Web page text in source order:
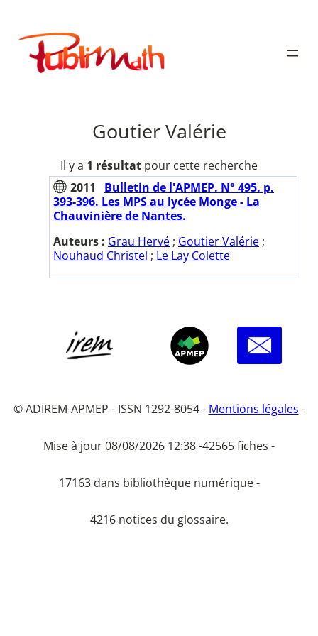
contenu
Publimath
Goutier Valérie
Il y a 1 résultat pour cette recherche
2011
Bulletin de l'APMEP. N° 495. p.
393-396. Les MPS au lycée Monge - La
Chauvinière de Nantes.
Auteurs : Grau Hervé ; Goutier Valérie ;
Nouhaud Christel ; Le Lay Colette
© ADIREM-APMEP - ISSN 1292-8054 - Mentions légales -
Mise à jour 08/08/2026 12:38 -42565 fiches -
17163 dans bibliothèque numérique -
4216 notices du glossaire.